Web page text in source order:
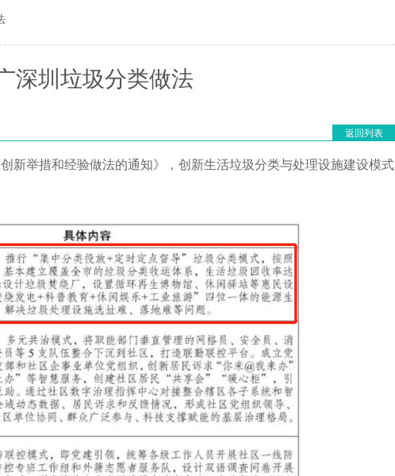
深圳垃圾分类做法
返回列表
新举措和经验做法的通知》，创新生活垃圾分类与处理设施建设模式